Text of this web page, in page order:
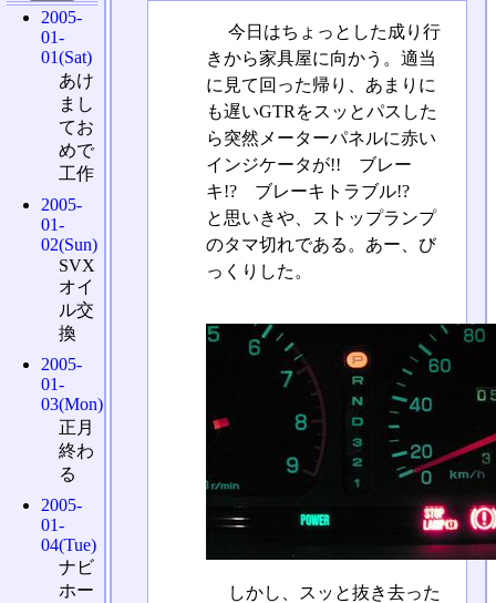
今日はちょっとした成り行
きから家具屋に向かう。適当
に見て回った帰り、あまりに
も遅いGTRをスッとパスした
ら突然メーターパネルに赤い
インジケータが!! ブレー
キ!? ブレーキトラブル!?
と思いきや、ストップランプ
のタマ切れである。あー、び
っくりした。
しかし、スッと抜き去った
2005-
01-
01(Sat)
あけ
まし
てお
めで
工作
2005-
01-
02(Sun)
SVX
オイ
ル交
換
2005-
01-
03(Mon)
正月
終わ
る
2005-
01-
04(Tue)
ナビ
ホー